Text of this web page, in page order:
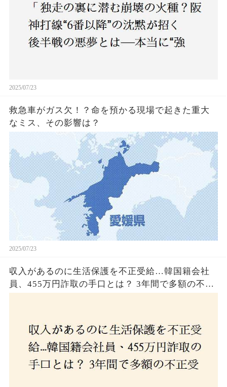
2025/07/23
救急車がガス欠！？命を預かる現場で起きた重大
なミス、その影響は？
2025/07/23
収入があるのに生活保護を不正受給…韓国籍会社
員、455万円詐取の手口とは？ 3年間で多額の不正